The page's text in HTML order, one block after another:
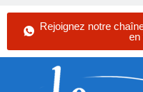
Rejoignez notre
en